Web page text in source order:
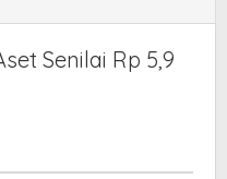
Senilai Rp 5,9